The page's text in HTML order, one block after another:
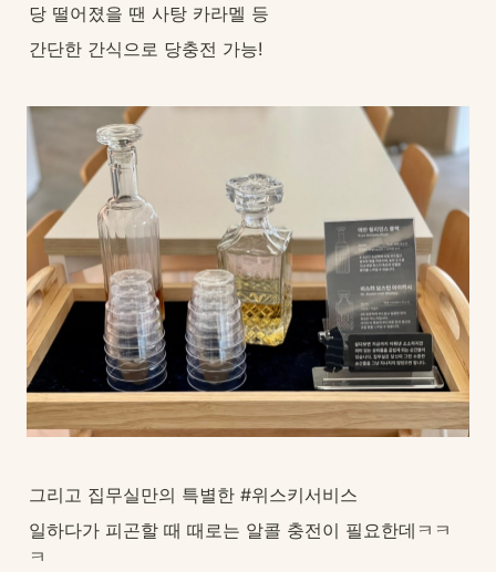
당 떨어졌을 땐 사탕 카라멜 등
간단한 간식으로 당충전 가능!
그리고 집무실만의 특별한 #위스키서비스
일하다가 피곤할 때 때로는 알콜 충전이 필요한데ㅋㅋ
ㅋ